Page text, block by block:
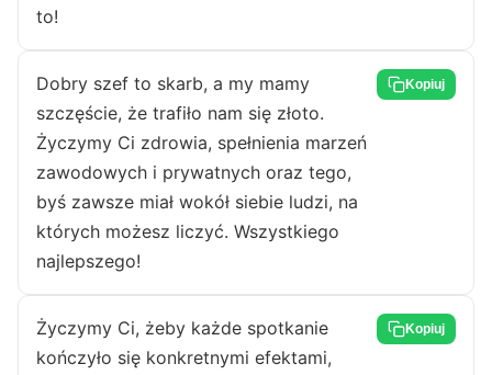
to!
Dobry szef to skarb, a my mamy
szczęście, że trafiło nam się złoto.
Życzymy Ci zdrowia, spełnienia marzeń
zawodowych i prywatnych oraz tego,
byś zawsze miał wokół siebie ludzi, na
których możesz liczyć. Wszystkiego
najlepszego!
Kopiuj
Życzymy Ci, żeby każde spotkanie
kończyło się konkretnymi efektami,
Kopiuj